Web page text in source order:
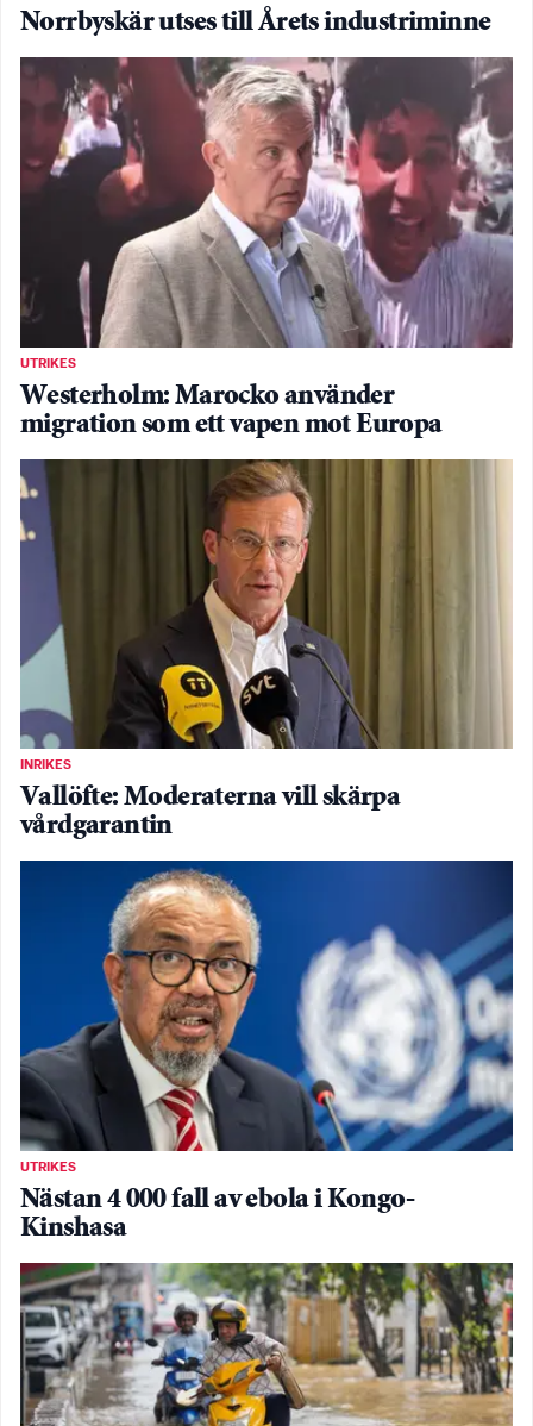
Norrbyskär utses till Årets industriminne
UTRIKES
Westerholm: Marocko använder
migration som ett vapen mot Europa
INRIKES
Vallöfte: Moderaterna vill skärpa
vårdgarantin
UTRIKES
Nästan 4 000 fall av ebola i Kongo-
Kinshasa